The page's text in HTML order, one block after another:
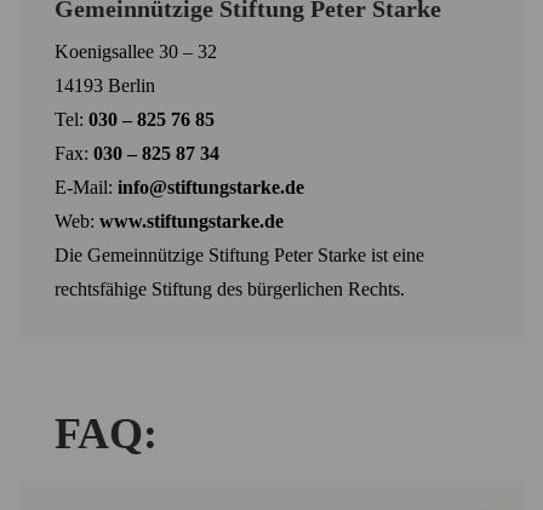
Gemeinnützige Stiftung Peter Starke
Koenigsallee 30 – 32
14193 Berlin
Tel:030 – 825 76 85
Fax:030 – 825 87 34
E-Mail:info@stiftungstarke.de
Web:www.stiftungstarke.de
Die Gemeinnützige Stiftung Peter Starke ist eine
rechtsfähige Stiftung des bürgerlichen Rechts.
FAQ: